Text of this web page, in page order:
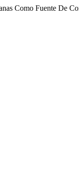
Como Fuente De